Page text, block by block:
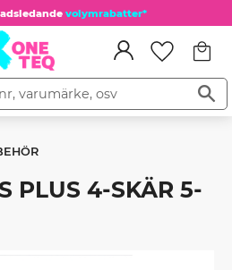
volymrabatter*
PLUS 4-SKÄR 5-